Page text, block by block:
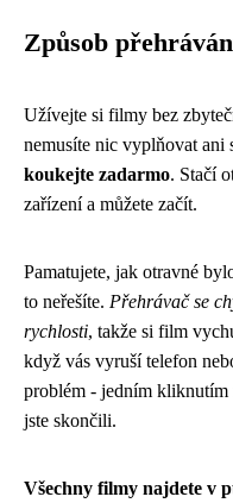
Způsob
Užívejte si filmy bez
nemusíte nic vyplňovat ani
koukejte zadarmo. Stačí
zařízení a můžete začít.
Pamatujete, jak otravné
to neřešíte. Přehrávač se
rychlosti, takže si film
když vás vyruší telefon
problém - jedním kliknutím
jste skončili.
Všechny filmy najdete v